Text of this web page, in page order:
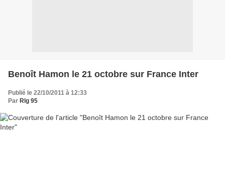
Benoît Hamon le 21 octobre sur France Inter
Publié le 22/10/2011 à 12:33
Par Rlg 95